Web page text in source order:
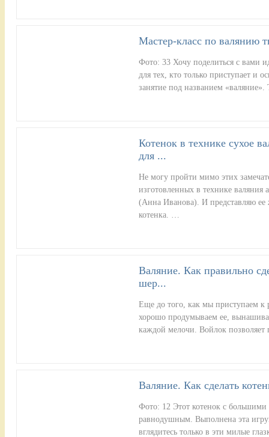
Мастер-класс по валянию
Фото: 33 Хочу поделиться с вами
для тех, кто только приступает и
занятие под названием
Котенок в технике сухое
для ...
Не могу пройти мимо этих
изготовленных в технике
(Анна Иванова). И представляю ее
котенка. …
Валяние. Как правильно
шер...
Еще до того, как мы приступаем
хорошо продумываем ее,
каждой мелочи. Войлок
Валяние. Как сделать
Фото: 12 Этот котенок с большими
равнодушным. Выполнена эта
вглядитесь только в эти милые